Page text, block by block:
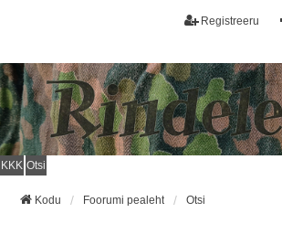
Registreeru
KKK Otsi
Kodu Foorumi pealeht Otsi